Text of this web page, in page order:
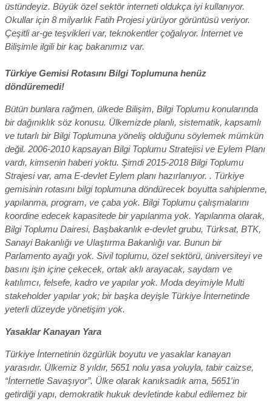
üstündeyiz. Büyük özel sektör interneti oldukça iyi kullanıyor.
Okullar için 8 milyarlık Fatih Projesi yürüyor görüntüsü veriyor.
Çeşitli ar-ge teşvikleri var, teknokentler çoğalıyor. İnternet ve
Bilişimle ilgili bir kaç bakanımız var.
Türkiye Gemisi Rotasını Bilgi Toplumuna henüz
döndüremedi!
Bütün bunlara rağmen, ülkede Bilişim, Bilgi Toplumu konularında
bir dağınıklık söz konusu. Ülkemizde planlı, sistematik, kapsamlı
ve tutarlı bir Bilgi Toplumuna yöneliş olduğunu söylemek mümkün
değil. 2006-2010 kapsayan Bilgi Toplumu Stratejisi ve Eylem Planı
vardı, kimsenin haberi yoktu. Şimdi 2015-2018 Bilgi Toplumu
Strajesi var, ama E-devlet Eylem planı hazırlanıyor. . Türkiye
gemisinin rotasını bilgi toplumuna döndürecek boyutta sahiplenme,
yapılanma, program, ve çaba yok. Bilgi Toplumu çalışmalarını
koordine edecek kapasitede bir yapılanma yok. Yapılanma olarak,
Bilgi Toplumu Dairesi, Başbakanlık e-devlet grubu, Türksat, BTK,
Sanayi Bakanlığı ve Ulaştırma Bakanlığı var. Bunun bir
Parlamento ayağı yok. Sivil toplumu, özel sektörü, üniversiteyi ve
basını işin içine çekecek, ortak aklı arayacak, saydam ve
katılımcı, felsefe, kadro ve yapılar yok. Moda deyimiyle Multi
stakeholder yapılar yok; bir başka deyişle Türkiye İnternetinde
yeterli düzeyde yönetişim yok.
Yasaklar Kanayan Yara
Türkiye İnternetinin özgürlük boyutu ve yasaklar kanayan
yarasıdır. Ülkemiz 8 yıldır, 5651 nolu yasa yoluyla, tabir caizse,
“İnternetle Savaşıyor”. Ülke olarak kanıksadık ama, 5651′in
getirdiği yapı, demokratik hukuk devletinde kabul edilemez bir